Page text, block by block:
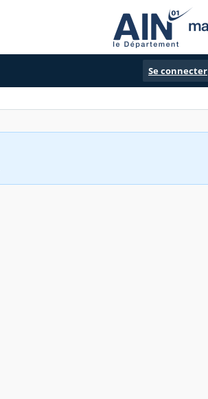
Se connecter